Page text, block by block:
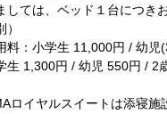
しては、ベッド１台につき
料：小学生 11,000円 / 幼
生 1,300円 / 幼児 550円 / 2
ロイヤルスイートは添寝